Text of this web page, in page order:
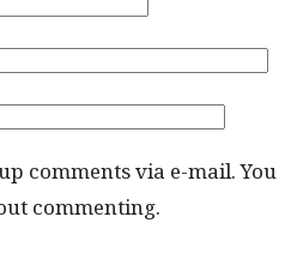
comments via e-mail. You
commenting.